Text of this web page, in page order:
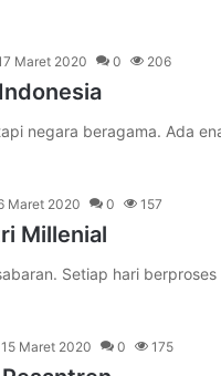
Maret 2020 0 206
negara beragama. Ada
Maret 2020 0 157
Millenial
Setiap hari
Maret 2020 0 175